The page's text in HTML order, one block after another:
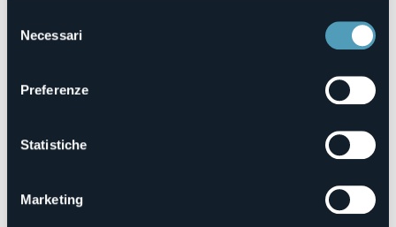
delNecessari
Preferenze
Statistiche
Marketing
chiarabrusa@hotmail.com
Codice CIR
28877 - ORNAVASSO (VB)